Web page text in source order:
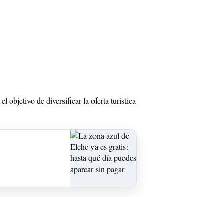
objetivo de diversificar la oferta turística